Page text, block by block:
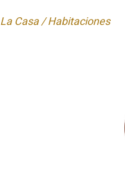
La Casa / Habitaciones